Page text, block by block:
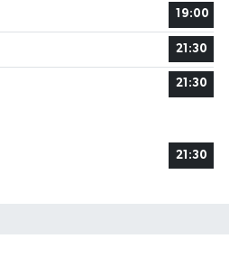
19:00
21:30
21:30
21:30